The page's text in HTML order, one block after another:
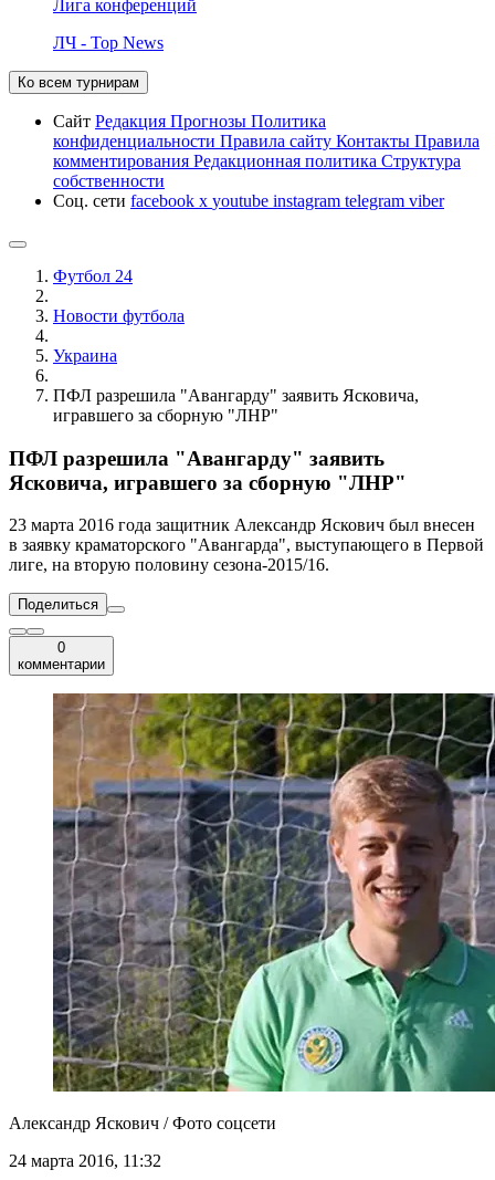
Лига конференций
ЛЧ - Top News
Ко всем турнирам
Сайт Редакция Прогнозы Политика
конфиденциальности Правила сайту Контакты Правила
комментирования Редакционная политика Структура
собственности
Соц. сети facebook x youtube instagram telegram viber
Футбол 24
Новости футбола
Украина
ПФЛ разрешила "Авангарду" заявить Ясковича,
игравшего за сборную "ЛНР"
ПФЛ разрешила "Авангарду" заявить
Ясковича, игравшего за сборную "ЛНР"
23 марта 2016 года защитник Александр Яскович был внесен
в заявку краматорского "Авангарда", выступающего в Первой
лиге, на вторую половину сезона-2015/16.
Поделиться
0
комментарии
Александр Яскович / Фото соцсети
24 марта 2016, 11:32